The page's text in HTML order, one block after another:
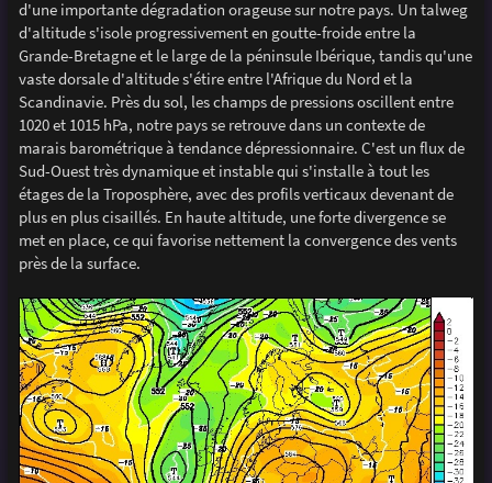
d'une importante dégradation orageuse sur notre pays. Un talweg
d'altitude s'isole progressivement en goutte-froide entre la
Grande-Bretagne et le large de la péninsule Ibérique, tandis qu'une
vaste dorsale d'altitude s'étire entre l'Afrique du Nord et la
Scandinavie. Près du sol, les champs de pressions oscillent entre
1020 et 1015 hPa, notre pays se retrouve dans un contexte de
marais barométrique à tendance dépressionnaire. C'est un flux de
Sud-Ouest très dynamique et instable qui s'installe à tout les
étages de la Troposphère, avec des profils verticaux devenant de
plus en plus cisaillés. En haute altitude, une forte divergence se
met en place, ce qui favorise nettement la convergence des vents
près de la surface.